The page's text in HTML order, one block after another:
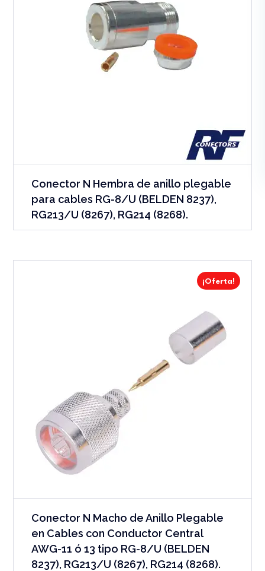
Conector N Hembra de anillo plegable
para cables RG-8/U (BELDEN 8237),
RG213/U (8267), RG214 (8268).
¡Oferta!
Conector N Macho de Anillo Plegable
en Cables con Conductor Central
AWG-11 ó 13 tipo RG-8/U (BELDEN
8237), RG213/U (8267), RG214 (8268).